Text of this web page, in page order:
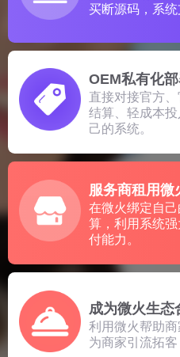
买断源码，系统
OEM私有化
直接对接官方
结算、轻成本
己的系统。
服务商租用微
在微火绑定自
算，利用系统
付能力。
成为微火生态
利用微火帮助商
为商家引流拓客